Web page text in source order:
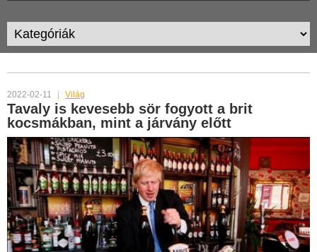
2022-02-11 Világ
Tavaly is kevesebb sör fogyott a brit
kocsmákban, mint a járvány előtt